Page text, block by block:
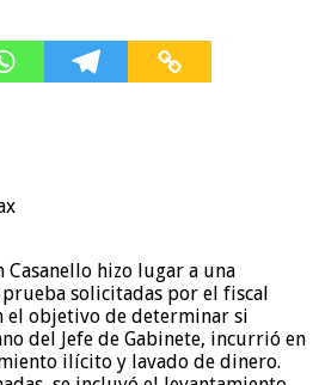
Casanello hizo lugar a una
solicitadas por el fiscal
el objetivo de determinar si
del Jefe de Gabinete, incurrió en
ilícito y lavado de dinero.